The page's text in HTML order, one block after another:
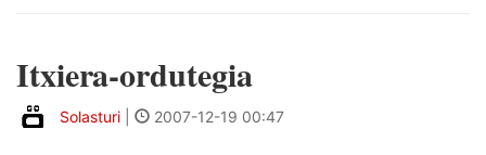
Itxiera-ordutegia
Solasturi 2007-12-19 00:47